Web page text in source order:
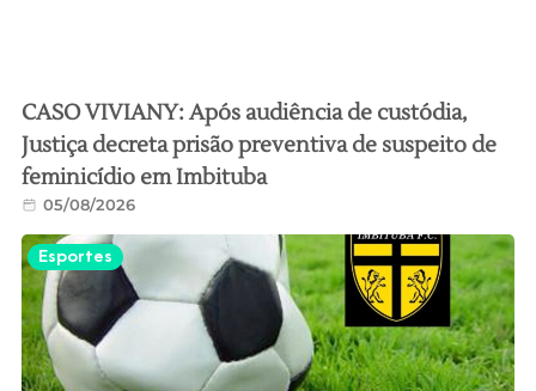
CASO VIVIANY: Após audiência de custódia,
Justiça decreta prisão preventiva de suspeito de
feminicídio em Imbituba
05/08/2026
Esportes